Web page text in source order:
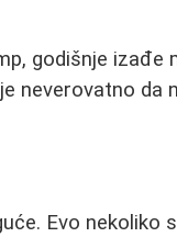
godišnje izađe
neverovatno da
Evo nekoliko